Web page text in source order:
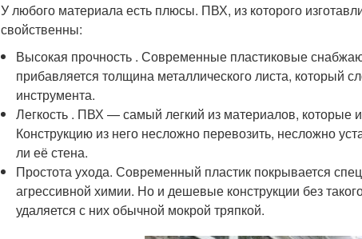
У любого материала есть плюсы. ПВХ, из которого
свойственны:
Высокая прочность . Современные пластиковые
прибавляется толщина металлического листа, который
инструмента.
Легкость . ПВХ — самый легкий из материалов, которые
Конструкцию из него несложно перевозить, несложно
ли её стена.
Простота ухода. Современный пластик покрывается
агрессивной химии. Но и дешевые конструкции без
удаляется с них обычной мокрой тряпкой.